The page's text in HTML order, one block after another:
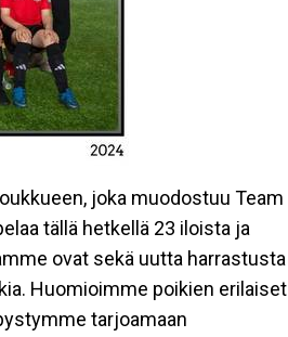
joka muodostuu Team
tällä hetkellä 23 iloista ja
ovat sekä uutta harrastusta
Huomioimme poikien erilaiset
tarjoamaan